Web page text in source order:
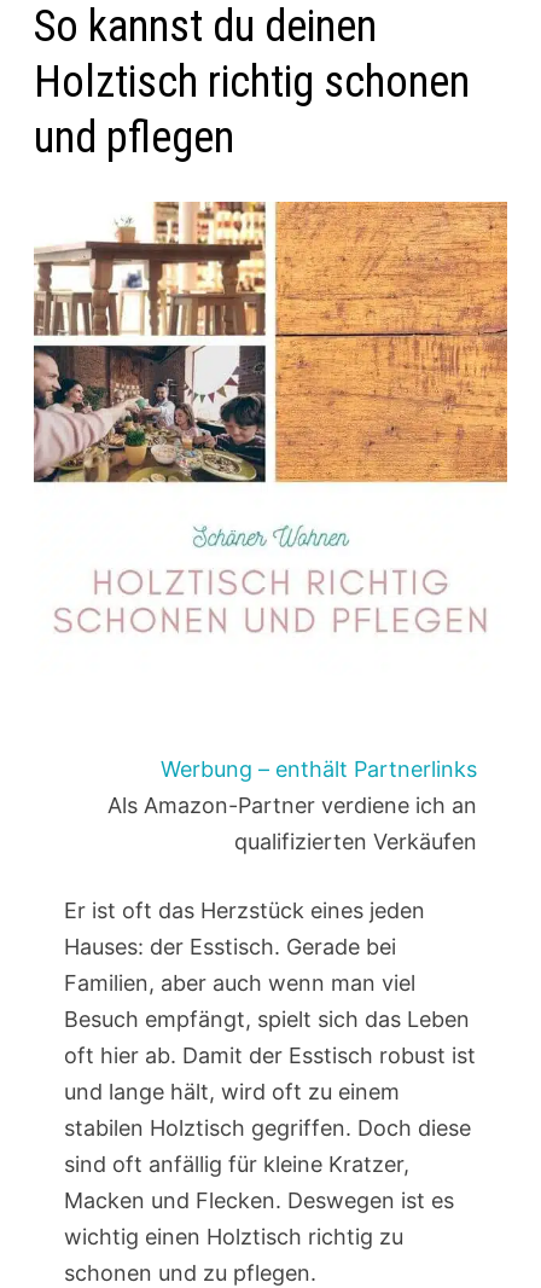
So kannst du deinen
Holztisch richtig schonen
und pflegen
Werbung – enthält Partnerlinks
Als Amazon-Partner verdiene ich an
qualifizierten Verkäufen
Er ist oft das Herzstück eines jeden
Hauses: der Esstisch. Gerade bei
Familien, aber auch wenn man viel
Besuch empfängt, spielt sich das Leben
oft hier ab. Damit der Esstisch robust ist
und lange hält, wird oft zu einem
stabilen Holztisch gegriffen. Doch diese
sind oft anfällig für kleine Kratzer,
Macken und Flecken. Deswegen ist es
wichtig einen Holztisch richtig zu
schonen und zu pflegen.